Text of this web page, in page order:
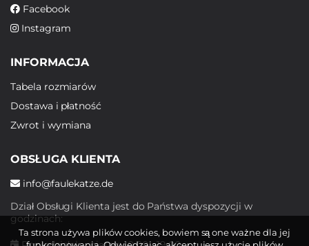
Facebook
Instagram
INFORMACJA
Tabela rozmiarów
Dostawa i płatność
Zwrot i wymiana
OBSŁUGA KLIENTA
info@faulekatze.de
Dział Obsługi Klienta jest do Państwa dyspozycji w
godzinach:
Ta strona używa plików cookies, bowiem są one ważne dla jej